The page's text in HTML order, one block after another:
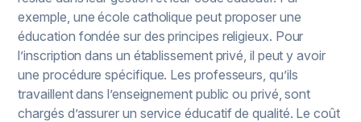
exemple, une école catholique peut proposer une
éducation fondée sur des principes religieux. Pour
l’inscription dans un établissement privé, il peut y avoir
une procédure spécifique. Les professeurs, qu’ils
travaillent dans l’enseignement public ou privé, sont
chargés d’assurer un service éducatif de qualité. Le coût